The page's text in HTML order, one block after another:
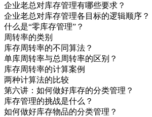
企业老总对库存管理有哪些要求？
企业老总对库存管理各目标的逻辑顺序？
什么是“零库存管理”？
周转率的类别
库存周转率的不同算法？
单库周转率与总周转率的区别？
库存周转率的计算案例
两种计算法的比较
第六讲：如何做好库存的分类管理？
库存管理的挑战是什么？
如何做好库存物品的分类管理？